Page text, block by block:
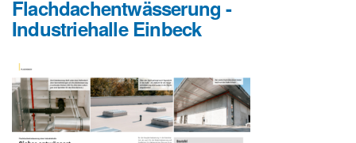
Flachdachentwässerung -
Industriehalle Einbeck